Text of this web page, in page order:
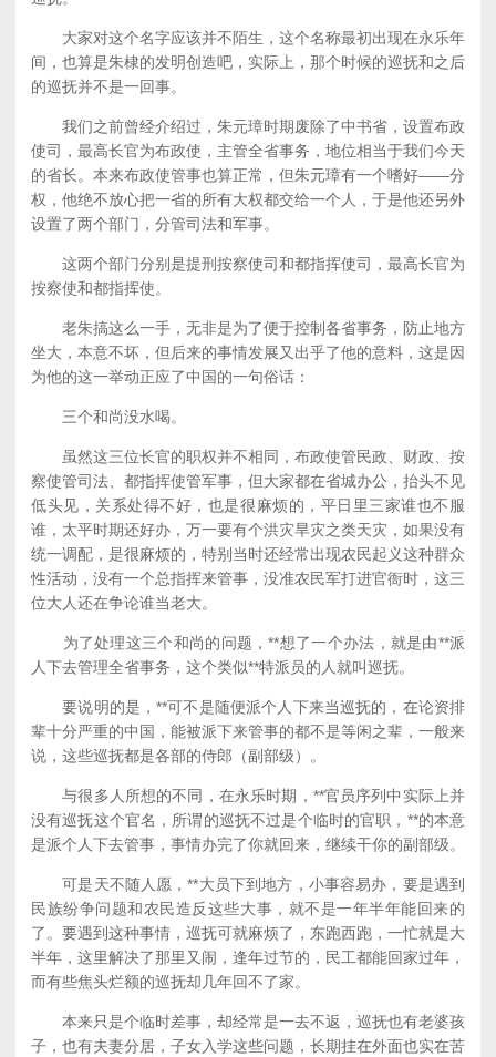
大家对这个名字应该并不陌生，这个名称最初出现在永乐年
间，也算是朱棣的发明创造吧，实际上，那个时候的巡抚和之后
的巡抚并不是一回事。
我们之前曾经介绍过，朱元璋时期废除了中书省，设置布政
使司，最高长官为布政使，主管全省事务，地位相当于我们今天
的省长。本来布政使管事也算正常，但朱元璋有一个嗜好——分
权，他绝不放心把一省的所有大权都交给一个人，于是他还另外
设置了两个部门，分管司法和军事。
这两个部门分别是提刑按察使司和都指挥使司，最高长官为
按察使和都指挥使。
老朱搞这么一手，无非是为了便于控制各省事务，防止地方
坐大，本意不坏，但后来的事情发展又出乎了他的意料，这是因
为他的这一举动正应了中国的一句俗话：
三个和尚没水喝。
虽然这三位长官的职权并不相同，布政使管民政、财政、按
察使管司法、都指挥使管军事，但大家都在省城办公，抬头不见
低头见，关系处得不好，也是很麻烦的，平日里三家谁也不服
谁，太平时期还好办，万一要有个洪灾旱灾之类天灾，如果没有
统一调配，是很麻烦的，特别当时还经常出现农民起义这种群众
性活动，没有一个总指挥来管事，没准农民军打进官衙时，这三
位大人还在争论谁当老大。
为了处理这三个和尚的问题，**想了一个办法，就是由**派
人下去管理全省事务，这个类似**特派员的人就叫巡抚。
要说明的是，**可不是随便派个人下来当巡抚的，在论资排
辈十分严重的中国，能被派下来管事的都不是等闲之辈，一般来
说，这些巡抚都是各部的侍郎（副部级）。
与很多人所想的不同，在永乐时期，**官员序列中实际上并
没有巡抚这个官名，所谓的巡抚不过是个临时的官职，**的本意
是派个人下去管事，事情办完了你就回来，继续干你的副部级。
可是天不随人愿，**大员下到地方，小事容易办，要是遇到
民族纷争问题和农民造反这些大事，就不是一年半年能回来的
了。要遇到这种事情，巡抚可就麻烦了，东跑西跑，一忙就是大
半年，这里解决了那里又闹，逢年过节的，民工都能回家过年，
而有些焦头烂额的巡抚却几年回不了家。
本来只是个临时差事，却经常是一去不返，巡抚也有老婆孩
子，也有夫妻分居，子女入学这些问题，长期挂在外面也实在苦